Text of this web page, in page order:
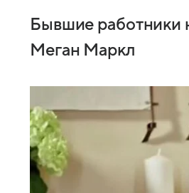
Бывшие работники
Меган Маркл